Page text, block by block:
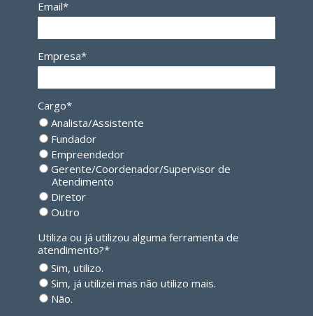
Email*
Empresa*
Cargo*
Analista/Assistente
Fundador
Empreendedor
Gerente/Coordenador/Supervisor de
Atendimento
Diretor
Outro
Utiliza ou já utilizou alguma ferramenta de
atendimento?*
Sim, utilizo.
Sim, já utilizei mas não utilizo mais.
Não.